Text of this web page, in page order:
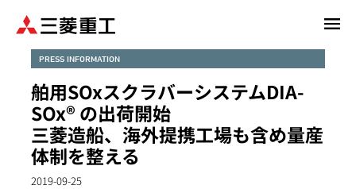
PRESS INFORMATION
舶用SOxスクラバーシステムDIA-
SOx® の出荷開始
三菱造船、海外提携工場も含め量産
体制を整える
2019-09-25